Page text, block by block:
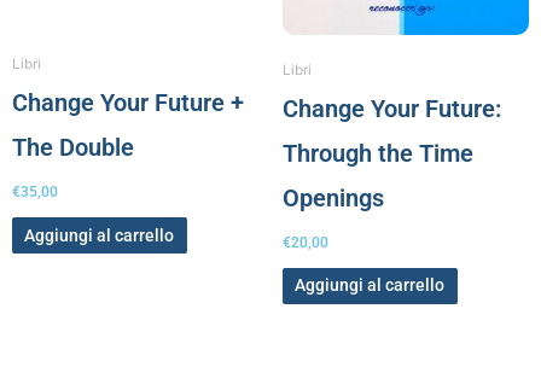
Libri
Change Your Future +
The Double
€35,00
Aggiungi al carrello
Libri
Change Your Future:
Through the Time
Openings
€20,00
Aggiungi al carrello